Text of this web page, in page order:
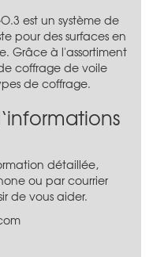
est un système de
pour des surfaces en
Grâce à l'assortiment
coffrage de voile
de coffrage.
détaillée,
ou par courrier
de vous aider.